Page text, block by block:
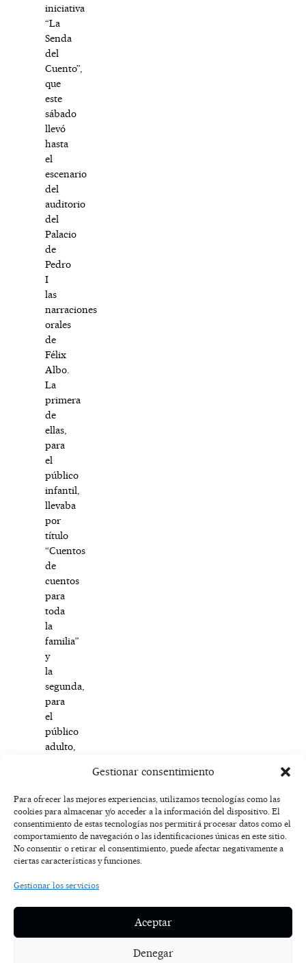
Gestionar consentimiento
Para ofrecer las mejores experiencias, utilizamos tecnologías como las
cookies para almacenar y/o acceder a la información del dispositivo. El
consentimiento de estas tecnologías nos permitirá procesar datos como el
comportamiento de navegación o las identificaciones únicas en este sitio.
No consentir o retirar el consentimiento, puede afectar negativamente a
ciertas características y funciones.
Gestionar los servicios
Aceptar
Denegar
iniciativa
“La
Senda
del
Cuento”,
que
este
sábado
llevó
hasta
el
escenario
del
auditorio
del
Palacio
de
Pedro
I
las
narraciones
orales
de
Félix
Albo.
La
primera
de
ellas,
para
el
público
infantil,
llevaba
por
título
“Cuentos
de
cuentos
para
toda
la
familia”
y
la
segunda,
para
el
público
adulto,
inquietantes”.
F
a
c
e
f
I
n
s
t
X
-
t
w
Y
o
u
t
T
i
k
t
AVISO
POLÍTICA DE